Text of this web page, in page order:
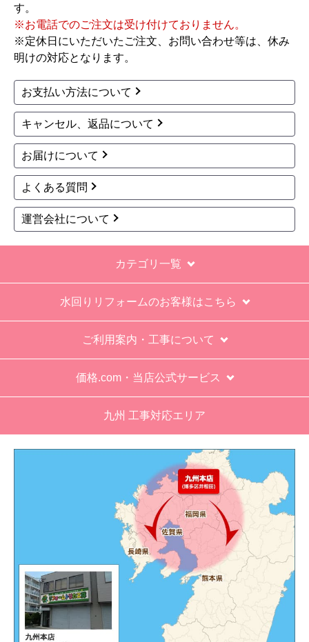
す。
※お電話でのご注文は受け付けておりません。
※定休日にいただいたご注文、お問い合わせ等は、休み
明けの対応となります。
お支払い方法について
キャンセル、返品について
お届けについて
よくある質問
運営会社について
カテゴリ一覧
水回りリフォームのお客様はこちら
ご利用案内・工事について
価格.com・当店公式サービス
九州 工事対応エリア